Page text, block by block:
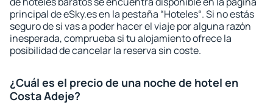
principal de eSky.es en la pestaña “Hoteles“. Si no estás
seguro de si vas a poder hacer el viaje por alguna razón
inesperada, comprueba si tu alojamiento ofrece la
posibilidad de cancelar la reserva sin coste.
¿Cuál es el precio de una noche de hotel en
Costa Adeje?